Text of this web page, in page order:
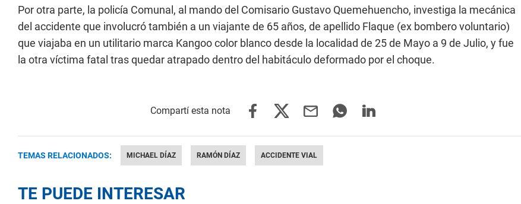
Por otra parte, la policía Comunal, al mando del Comisario Gustavo Quemehuencho, investiga la mecánica
del accidente que involucró también a un viajante de 65 años, de apellido Flaque (ex bombero voluntario)
que viajaba en un utilitario marca Kangoo color blanco desde la localidad de 25 de Mayo a 9 de Julio, y fue
la otra víctima fatal tras quedar atrapado dentro del habitáculo deformado por el choque.
TEMAS RELACIONADOS: MICHAEL DÍAZ RAMÓN DÍAZ ACCIDENTE VIAL
TE PUEDE INTERESAR